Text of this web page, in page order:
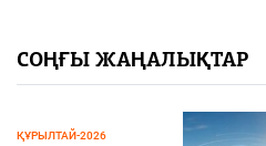
СОҢҒЫ ЖАҢАЛЫҚТАР
ҚҰРЫЛТАЙ-2026